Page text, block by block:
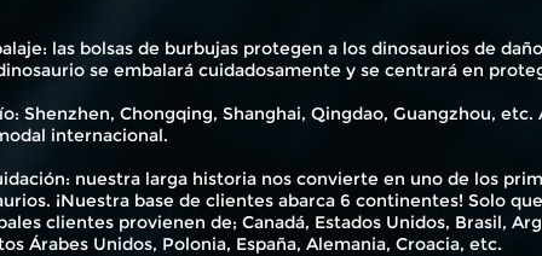
las bolsas de burbujas protegen a los dinosaurios de
se embalará cuidadosamente y se centrará en
Shenzhen, Chongqing, Shanghai, Qingdao, Guangzhou,
internacional.
nuestra larga historia nos convierte en uno de los
¡Nuestra base de clientes abarca 6 continentes! Solo
clientes provienen de; Canadá, Estados Unidos, Brasil,
Árabes Unidos, Polonia, España, Alemania, Croacia, etc.